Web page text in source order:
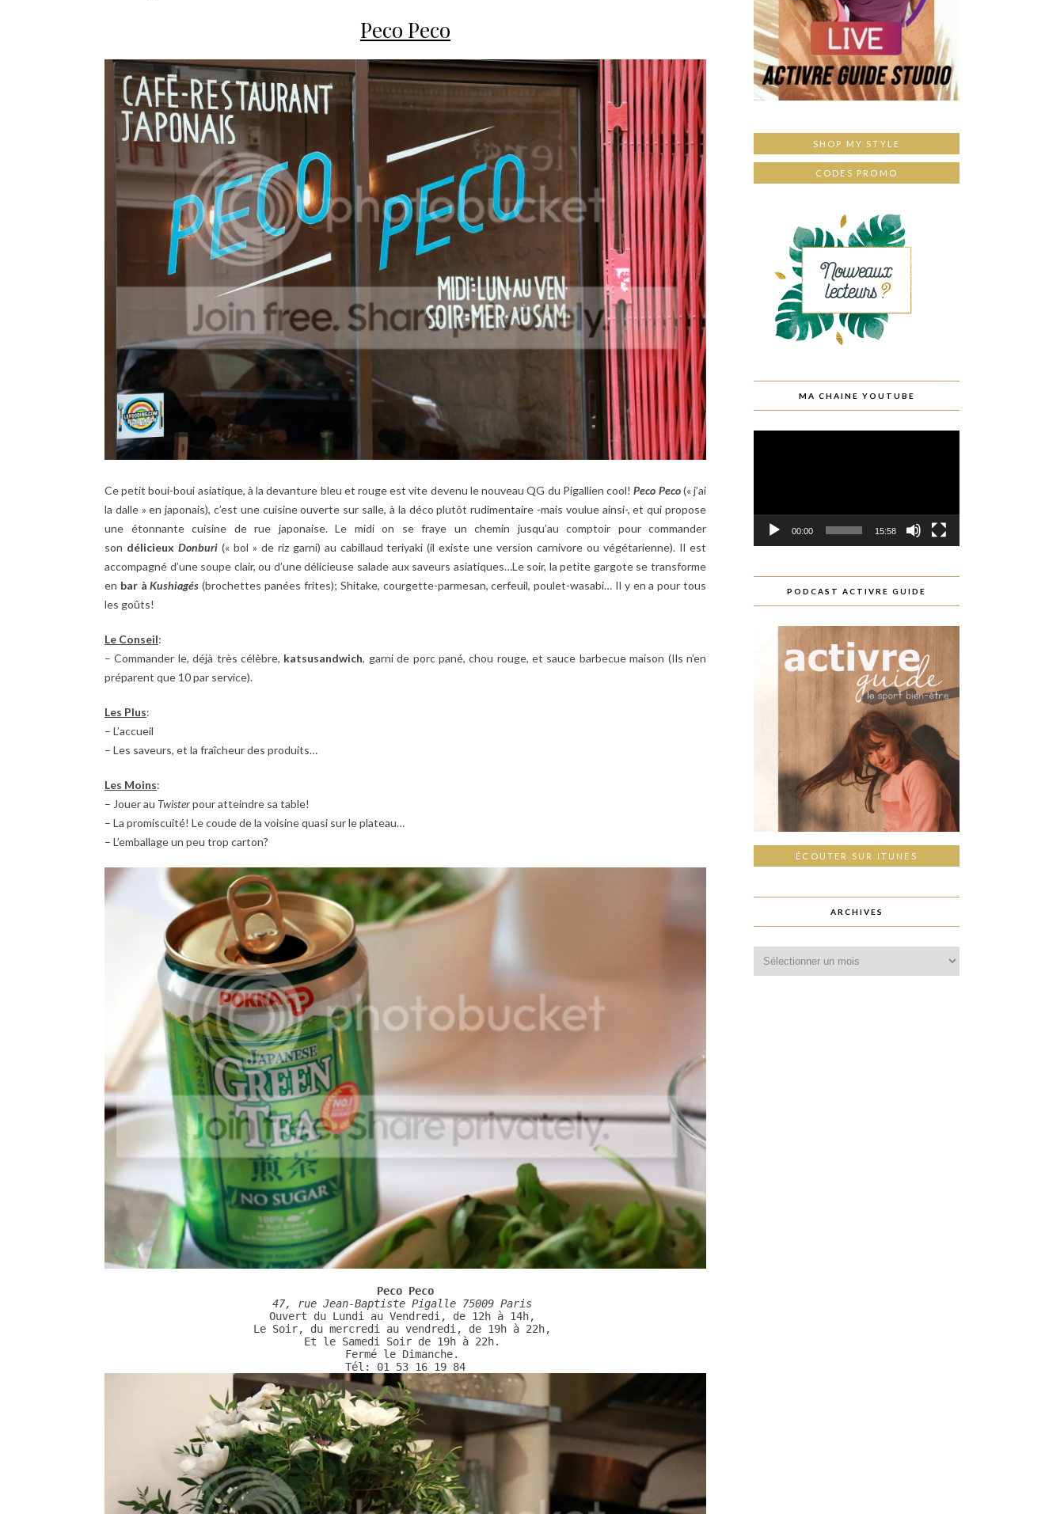
Peco Peco
Ce petit boui-boui asiatique, à la devanture bleu et rouge est vite devenu le nouveau QG du Pigallien cool!Peco Peco(« j’ai
la dalle » en japonais), c’est une cuisine ouverte sur salle, à la déco plutôt rudimentaire -mais voulue ainsi-, et qui propose
une étonnante cuisine de rue japonaise. Le midi on se fraye un chemin jusqu’au comptoir pour commander
son délicieux Donburi (« bol » de riz garni) au cabillaud teriyaki (il existe une version carnivore ou végétarienne). Il est
accompagné d’une soupe clair, ou d’une délicieuse salade aux saveurs asiatiques…Le soir, la petite gargote se transforme
en bar à Kushiagés(brochettes panées frites); Shitake, courgette-parmesan, cerfeuil, poulet-wasabi… Il y en a pour tous
les goûts!
Le Conseil:
– Commander le, déjà très célèbre, katsusandwich, garni de porc pané, chou rouge, et sauce barbecue maison (Ils n’en
préparent que 10 par service).
Les Plus:
– L’accueil
– Les saveurs, et la fraîcheur des produits…
Les Moins:
– Jouer au Twisterpour atteindre sa table!
– La promiscuité! Le coude de la voisine quasi sur le plateau…
– L’emballage un peu trop carton?
Ouvert du Lundi au Vendredi, de 12h à 14h,
Le Soir, du mercredi au vendredi, de 19h à 22h,
Et le Samedi Soir de 19h à 22h.
Fermé le Dimanche.
Tél: 01 53 16 19 84
SHOP MY STYLE
CODES PROMO
MA CHAINE YOUTUBE
00:00 15:58
PODCAST ACTIVRE GUIDE
ÉCOUTER SUR ITUNES
ARCHIVES